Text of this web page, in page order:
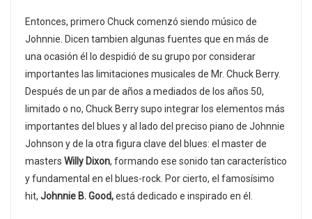
Entonces, primero Chuck comenzó siendo músico de
Johnnie. Dicen tambien algunas fuentes que en más de
una ocasión él lo despidió de su grupo por considerar
importantes las limitaciones musicales de Mr. Chuck Berry.
Después de un par de años a mediados de los años 50,
limitado o no, Chuck Berry supo integrar los elementos más
importantes del blues y al lado del preciso piano de Johnnie
Johnson y de la otra figura clave del blues: el master de
masters Willy Dixon, formando ese sonido tan característico
y fundamental en el blues-rock. Por cierto, el famosísimo
hit, Johnnie B. Good,está dedicado e inspirado en él.